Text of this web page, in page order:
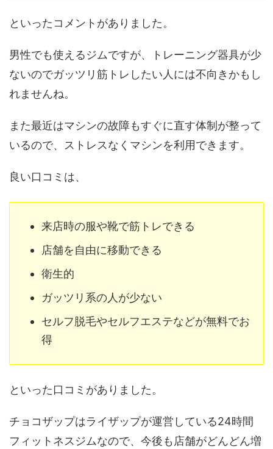
といったコメントがありました。
男性でも使えるジムですが、トレーニング器具が少
ないのでガッツリ筋トレしたい人には不向きかもし
れませんね。
また最近はマシンの故障もすぐに直す体制が整って
いるので、ストレスなくマシンを利用できます。
良い口コミは、
来店時の服や靴で筋トレできる
店舗を自由に移動できる
衛生的
ガッツリ系の人が少ない
セルフ脱毛やセルフエステなどが無料でお
得
といった口コミがありました。
チョコザップはライザップが運営している24時間
フィットネスジムなので、今後も店舗がどんどん増